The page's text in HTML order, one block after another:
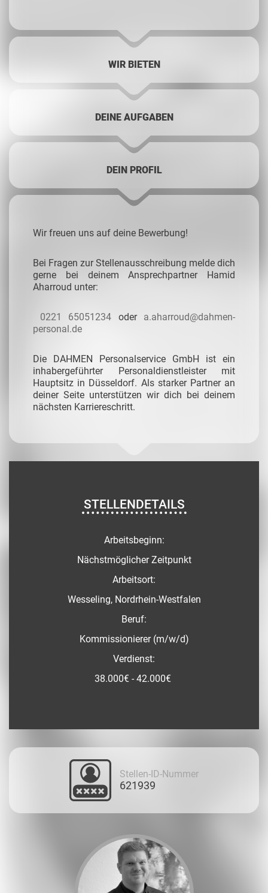
WIR BIETEN
DEINE AUFGABEN
DEIN PROFIL
Wir freuen uns auf deine Bewerbung!
Bei Fragen zur Stellenausschreibung melde dich
gerne bei deinem Ansprechpartner Hamid
Aharroud unter:
0221 65051234 oder a.aharroud@dahmen-
personal.de
Die DAHMEN Personalservice GmbH ist ein
inhabergeführter Personaldienstleister mit
Hauptsitz in Düsseldorf. Als starker Partner an
deiner Seite unterstützen wir dich bei deinem
nächsten Karriereschritt.
STELLENDETAILS
Arbeitsbeginn:
Nächstmöglicher Zeitpunkt
Arbeitsort:
Wesseling, Nordrhein-Westfalen
Beruf:
Kommissionierer (m/w/d)
Verdienst:
38.000€ - 42.000€
Stellen-ID-Nummer
621939